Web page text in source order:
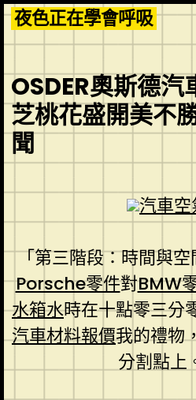
Skip
to
content
夜色正在學會呼吸
OSDER奧斯德
芝桃花盛開美不
聞
汽車
「第三階段：時間與空
Porsche零件對BMW
水箱水時在十點零三分
汽車材料報價我的禮物
分割點上